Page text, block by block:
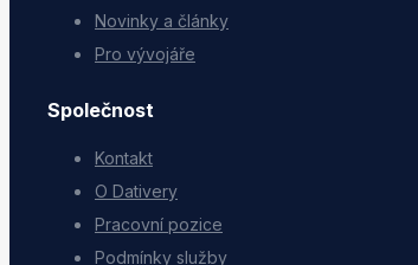
Novinky a články
Pro vývojáře
Společnost
Kontakt
O Dativery
Pracovní pozice
Podmínky služby